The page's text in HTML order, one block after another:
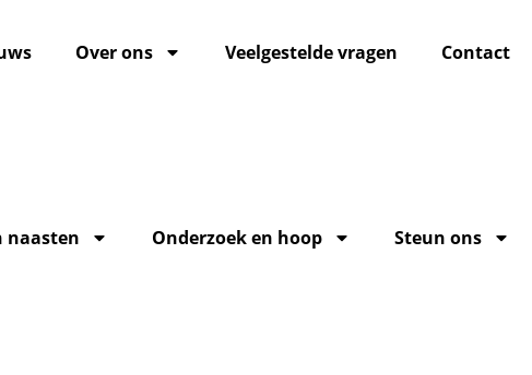
Over ons Veelgestelde vragen Contact
naasten Onderzoek en hoop
Steun ons